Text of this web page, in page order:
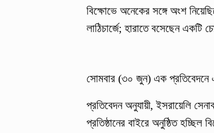
বিক্ষোভে অনেকের সঙ্গে অংশ
লাঠিচার্জে; হারাতে বসেছেন একটি
সোমবার (৩০ জুন) এক প্রতিবেদনে
প্রতিবেদন অনুযায়ী, ইসরায়েলি
প্রতিষ্ঠানের বাইরে অনুষ্ঠিত হচ্ছিল